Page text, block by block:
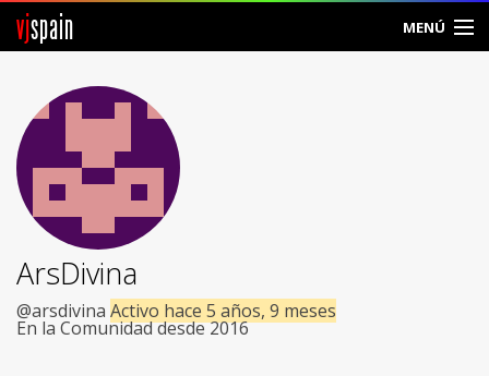
vjspain MENÚ
Foros
Noticias
Vjspain
Ayuda
Contacto
ArsDivina
@arsdivina Activo hace 5 años, 9 meses
En la Comunidad desde 2016